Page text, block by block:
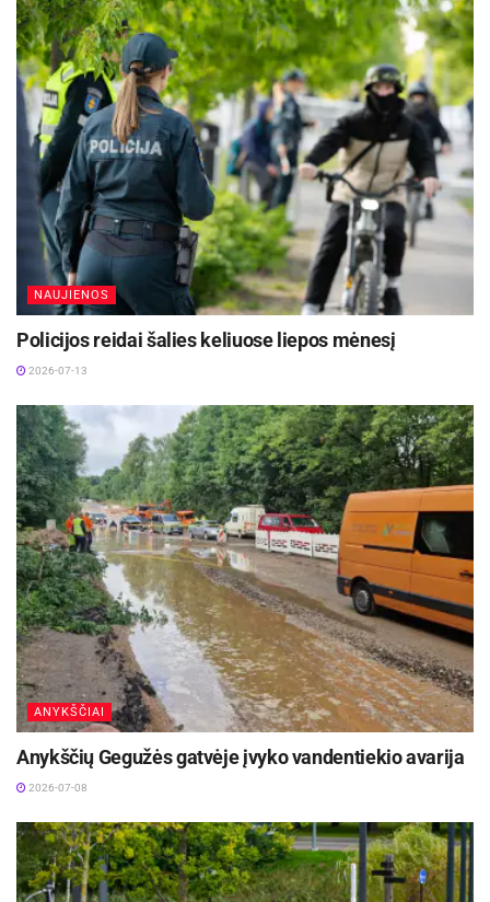
NAUJIENOS
Policijos reidai šalies keliuose liepos mėnesį
2026-07-13
ANYKŠČIAI
Anykščių Gegužės gatvėje įvyko vandentiekio avarija
2026-07-08